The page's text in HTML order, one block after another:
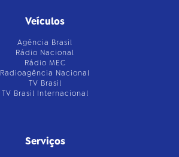
Veículos
Agência Brasil
Rádio Nacional
Rádio MEC
Radioagência Nacional
TV Brasil
TV Brasil Internacional
Serviços